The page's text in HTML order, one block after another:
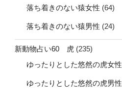
落ち着きのない猿女性 (64)
落ち着きのない猿男性 (24)
新動物占い60 虎 (235)
ゆったりとした悠然の虎女性
ゆったりとした悠然の虎男性